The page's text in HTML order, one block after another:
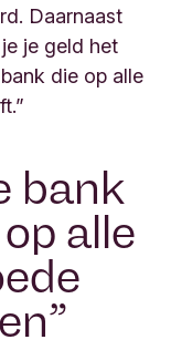
Daarnaast
je geld het
die op alle
bank
alle
”